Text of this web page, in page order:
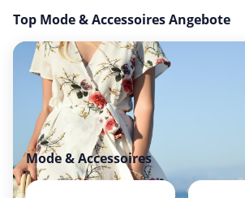
Top Mode & Accessoires Angebote
Mode & Accessoires